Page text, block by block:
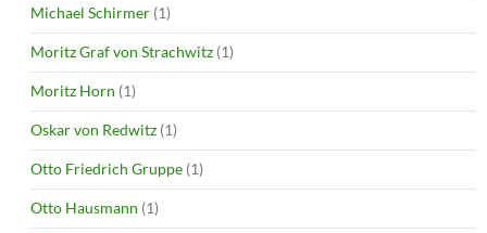
Michael Schirmer (1)
Moritz Graf von Strachwitz (1)
Moritz Horn (1)
Oskar von Redwitz (1)
Otto Friedrich Gruppe (1)
Otto Hausmann (1)